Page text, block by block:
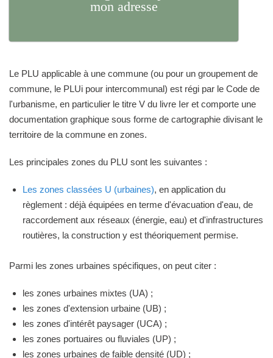
mon adresse
Le PLU applicable à une commune (ou pour un groupement de
commune, le PLUi pour intercommunal) est régi par le Code de
l'urbanisme, en particulier le titre V du livre Ier et comporte une
documentation graphique sous forme de cartographie divisant le
territoire de la commune en zones.
Les principales zones du PLU sont les suivantes :
Les zones classées U (urbaines), en application du
règlement : déjà équipées en terme d'évacuation d'eau, de
raccordement aux réseaux (énergie, eau) et d'infrastructures
routières, la construction y est théoriquement permise.
Parmi les zones urbaines spécifiques, on peut citer :
les zones urbaines mixtes (UA) ;
les zones d'extension urbaine (UB) ;
les zones d'intérêt paysager (UCA) ;
les zones portuaires ou fluviales (UP) ;
les zones urbaines de faible densité (UD) ;